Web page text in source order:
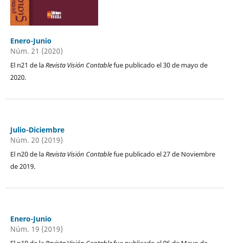
Enero-Junio
Núm. 21 (2020)
El n21 de laRevista Visión Contablefue publicado el 30 de mayo de
2020.
Julio-Diciembre
Núm. 20 (2019)
El n20 de laRevista Visión Contablefue publicado el 27 de Noviembre
de 2019.
Enero-Junio
Núm. 19 (2019)